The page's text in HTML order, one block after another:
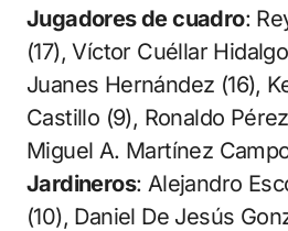
Jugadores de cuadro:
(17), Víctor Cuéllar
Juanes Hernández (16),
Castillo (9), Ronaldo
Miguel A. Martínez
Jardineros: Alejandro
(10), Daniel De Jesús